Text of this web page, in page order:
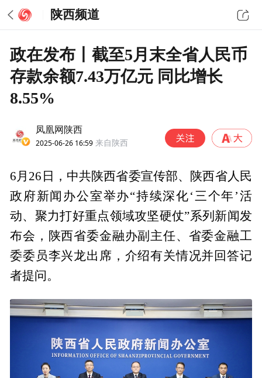
陕西频道
政在发布丨截至5月末全省人民币
存款余额7.43万亿元 同比增长
8.55%
凤凰网陕西
2025-06-26 16:59 来自陕西
6月26日，中共陕西省委宣传部、陕西省人民
政府新闻办公室举办“持续深化‘三个年’活
动、聚力打好重点领域攻坚硬仗”系列新闻发
布会，陕西省委金融办副主任、省委金融工
委委员李兴龙出席，介绍有关情况并回答记
者提问。